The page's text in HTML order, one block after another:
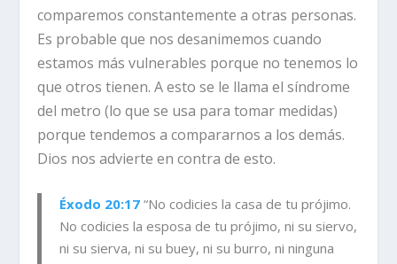
comparemos constantemente a otras personas.
Es probable que nos desanimemos cuando
estamos más vulnerables porque no tenemos lo
que otros tienen. A esto se le llama el síndrome
del metro (lo que se usa para tomar medidas)
porque tendemos a compararnos a los demás.
Dios nos advierte en contra de esto.
Éxodo 20:17 “No codicies la casa de tu prójimo.
No codicies la esposa de tu prójimo, ni su siervo,
ni su sierva, ni su buey, ni su burro, ni ninguna